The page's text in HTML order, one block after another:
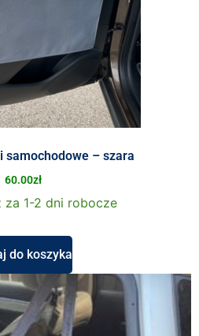
samochodowe – szara
60.00zł
za 1-2 dni robocze
do koszyka